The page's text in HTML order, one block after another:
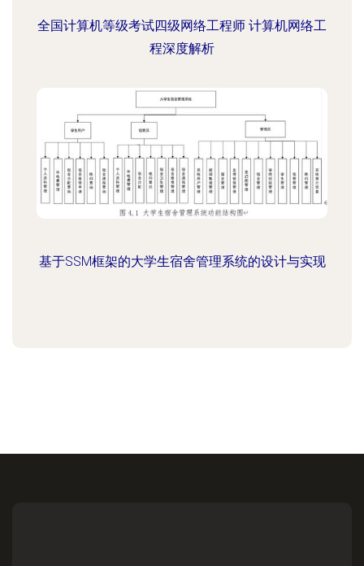
全国计算机等级考试四级网络工程师 计算机网络工
程深度解析
基于SSM框架的大学生宿舍管理系统的设计与实现